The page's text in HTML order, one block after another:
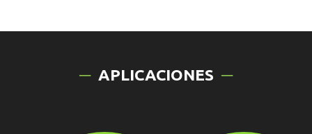
APLICACIONES